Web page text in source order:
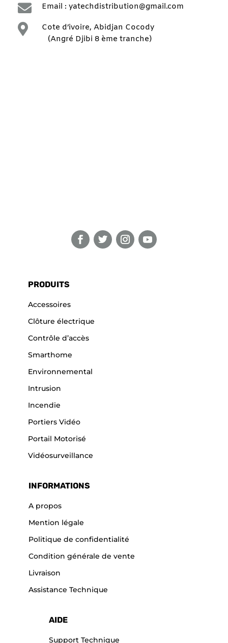
 Email : yatechdistribution@gmail.com

Cote d’ivoire, Abidjan Cocody
(Angré Djibi 8 ème tranche)
PRODUITS
Accessoires
Clôture électrique
Contrôle d’accès
Smarthome
Environnemental
Intrusion
Incendie
Portiers Vidéo
Portail Motorisé
Vidéosurveillance
INFORMATIONS
A propos
Mention légale
Politique de confidentialité
Condition générale de vente
Livraison
Assistance Technique
AIDE
Support Technique